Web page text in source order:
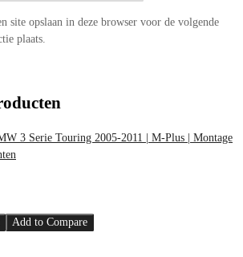
site opslaan in deze browser voor de volgende
plaats.
Add to Compare